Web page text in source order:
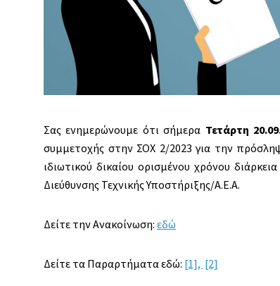
Σας ενημερώνουμε ότι σήμερα Τετάρτη
συμμετοχής στην ΣΟΧ 2/2023 για την
ιδιωτικού δικαίου ορισμένου χρόνου
Διεύθυνσης Τεχνικής Υποστήριξης/Α.Ε.Α.
Δείτε την Ανακοίνωση: εδώ
Δείτε τα Παραρτήματα εδώ: [1], [2]